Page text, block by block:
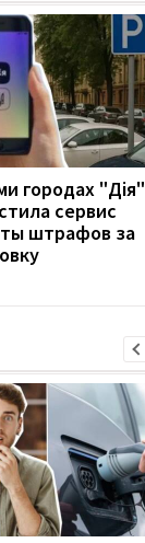
городах "Дія"
сервис
штрафов за